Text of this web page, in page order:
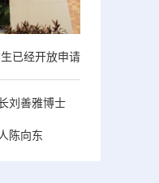
已经开放申请
刘善雅博士
陈向东